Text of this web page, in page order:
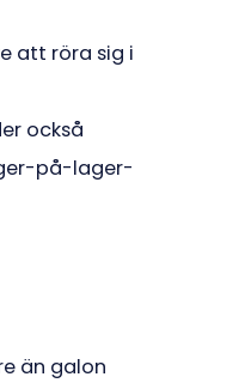
att röra sig i
också
på-lager-
än galon